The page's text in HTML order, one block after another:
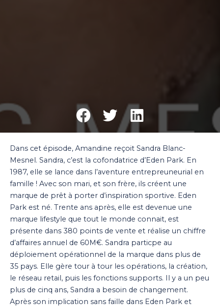
Dans cet épisode, Amandine reçoit Sandra Blanc-
Mesnel. Sandra, c’est la cofondatrice d’Eden Park. En
1987, elle se lance dans l’aventure entrepreuneurial en
famille ! Avec son mari, et son frère, ils créent une
marque de prêt à porter d’inspiration sportive. Eden
Park est né. Trente ans après, elle est devenue une
marque lifestyle que tout le monde connait, est
présente dans 380 points de vente et réalise un chiffre
d’affaires annuel de 60M€. Sandra particpe au
déploiement opérationnel de la marque dans plus de
35 pays. Elle gère tour à tour les opérations, la création,
le réseau retail, puis les fonctions supports. Il y a un peu
plus de cinq ans, Sandra a besoin de changement.
Après son implication sans faille dans Eden Park et